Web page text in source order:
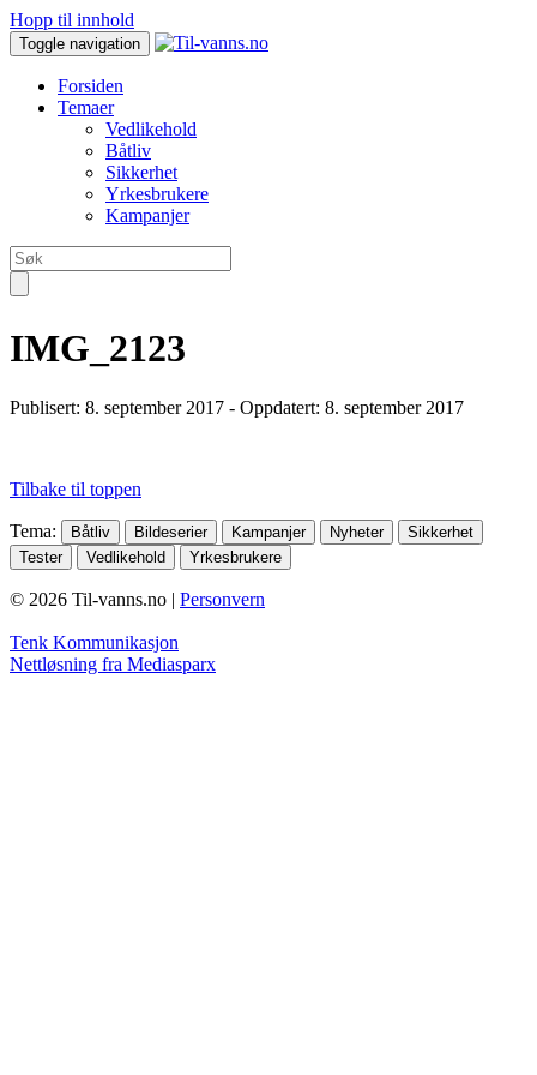
Hopp til innhold
Toggle navigation
Forsiden
Temaer
Vedlikehold
Båtliv
Sikkerhet
Yrkesbrukere
Kampanjer
IMG_2123
Publisert: 8. september 2017 - Oppdatert: 8. september 2017
Tilbake til toppen
Tema: Båtliv Bildeserier Kampanjer Nyheter
Sikkerhet
Tester
Vedlikehold Yrkesbrukere
© 2026 Til-vanns.no | Personvern
Tenk Kommunikasjon
Nettløsning fra Mediasparx